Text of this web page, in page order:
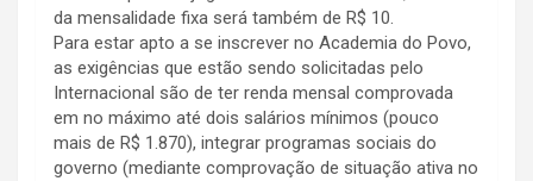
da mensalidade fixa será também de R$ 10.
Para estar apto a se inscrever no Academia do Povo,
as exigências que estão sendo solicitadas pelo
Internacional são de ter renda mensal comprovada
em no máximo até dois salários mínimos (pouco
mais de R$ 1.870), integrar programas sociais do
governo (mediante comprovação de situação ativa no